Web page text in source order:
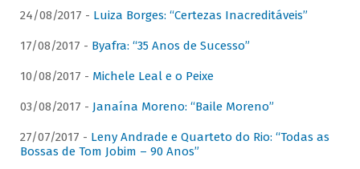
24/08/2017 - Luiza Borges: “Certezas Inacreditáveis”
17/08/2017 - Byafra: “35 Anos de Sucesso”
10/08/2017 - Michele Leal e o Peixe
03/08/2017 - Janaína Moreno: “Baile Moreno”
27/07/2017 - Leny Andrade e Quarteto do Rio: “Todas as
Bossas de Tom Jobim – 90 Anos”